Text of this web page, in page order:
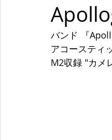
バンド 『
アコースティ
M2収録 "カメ